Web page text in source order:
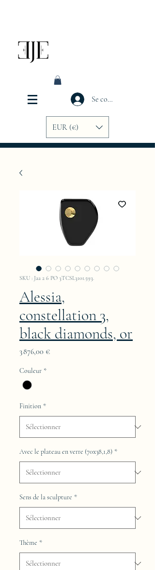
Se connecter
EUR (€)
SKU : Jaa 2 6 PO 3TCSL3101.593.
Alessia,
constellation 3,
black diamonds, or
3 876,00 €Prix
Couleur *
Finition *
Avec le plateau en verre (70x38,1,8) *
Sens de la sculpture *
Thème *